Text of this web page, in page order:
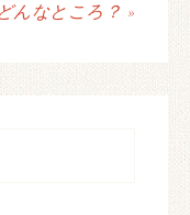
んなところ？ »